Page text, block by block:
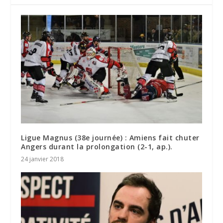
Ligue Magnus (38e journée) : Amiens fait chuter
Angers durant la prolongation (2-1, ap.).
24 janvier 2018